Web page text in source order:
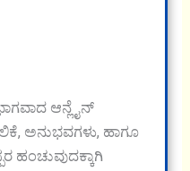
ಆನ್ಲೈನ್
ಅನುಭವಗಳು, ಹಾಗೂ
ಹಂಚುವುದಕ್ಕಾಗಿ